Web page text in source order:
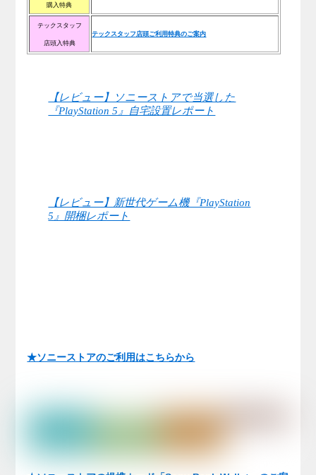
購入特典
テックスタッフ
店頭入特典
テックスタッフ店頭ご利用特典のご案内
【レビュー】ソニーストアで当選した
『PlayStation 5』自宅設置レポート
【レビュー】新世代ゲーム機『PlayStation
5』開梱レポート
★ソニーストアのご利用はこちらから